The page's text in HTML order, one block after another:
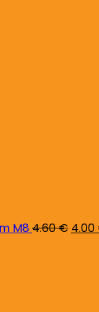
M84.60€ 4.60
4.00